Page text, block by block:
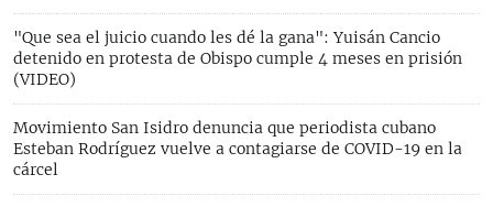
"Que sea el juicio cuando les dé la gana": Yuisán Cancio
detenido en protesta de Obispo cumple 4 meses en prisión
(VIDEO)
Movimiento San Isidro denuncia que periodista cubano
Esteban Rodríguez vuelve a contagiarse de COVID-19 en la
cárcel